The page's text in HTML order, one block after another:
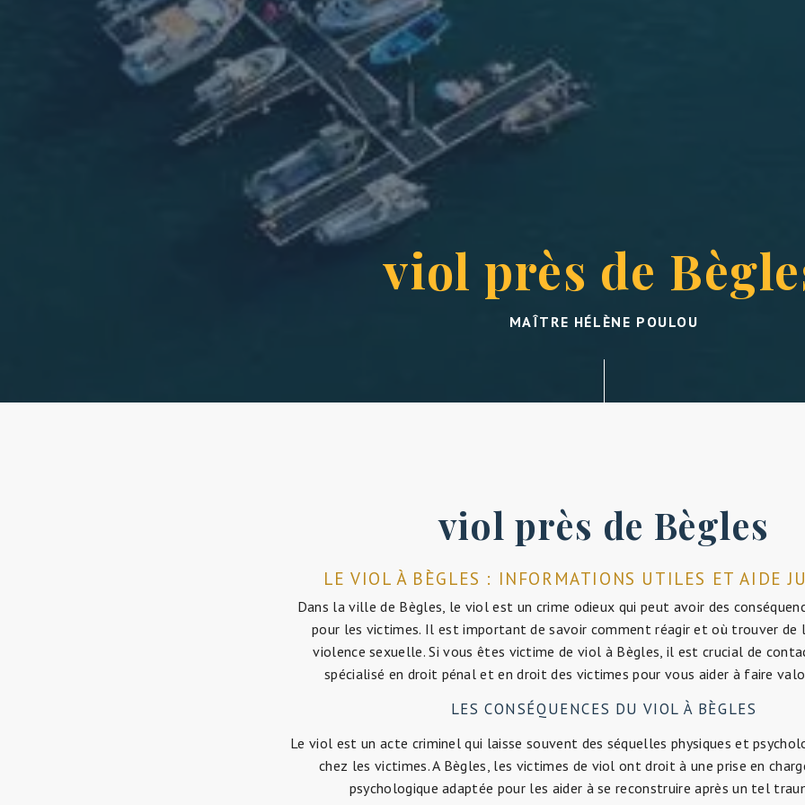
viol près de
MAÎTRE HÉLÈNE POULOU
viol près de Bègles
LE VIOL À BÈGLES : INFORMATIONS UTILES ET AIDE
Dans la ville de Bègles, le viol est un crime odieux qui peut avoir des
pour les victimes. Il est important de savoir comment réagir et où trouver de
violence sexuelle. Si vous êtes victime de viol à Bègles, il est crucial de
spécialisé en droit pénal et en droit des victimes pour vous aider à faire
LES CONSÉQUENCES DU VIOL À BÈGLES
Le viol est un acte criminel qui laisse souvent des séquelles physiques et
chez les victimes. A Bègles, les victimes de viol ont droit à une prise en
psychologique adaptée pour les aider à se reconstruire après un tel